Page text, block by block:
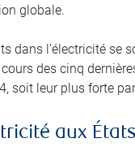
globale.
dans l’électricité se
des cinq
soit leur plus forte
aux